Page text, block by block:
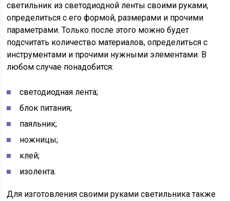
светильник из светодиодной ленты своими руками,
определиться с его формой, размерами и прочими
параметрами. Только после этого можно будет
подсчитать количество материалов, определиться с
инструментами и прочими нужными элементами. В
любом случае понадобится:
светодиодная лента;
блок питания;
паяльник;
ножницы;
клей;
изолента.
Для изготовления своими руками светильника также